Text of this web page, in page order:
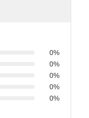
0%
0%
0%
0%
0%